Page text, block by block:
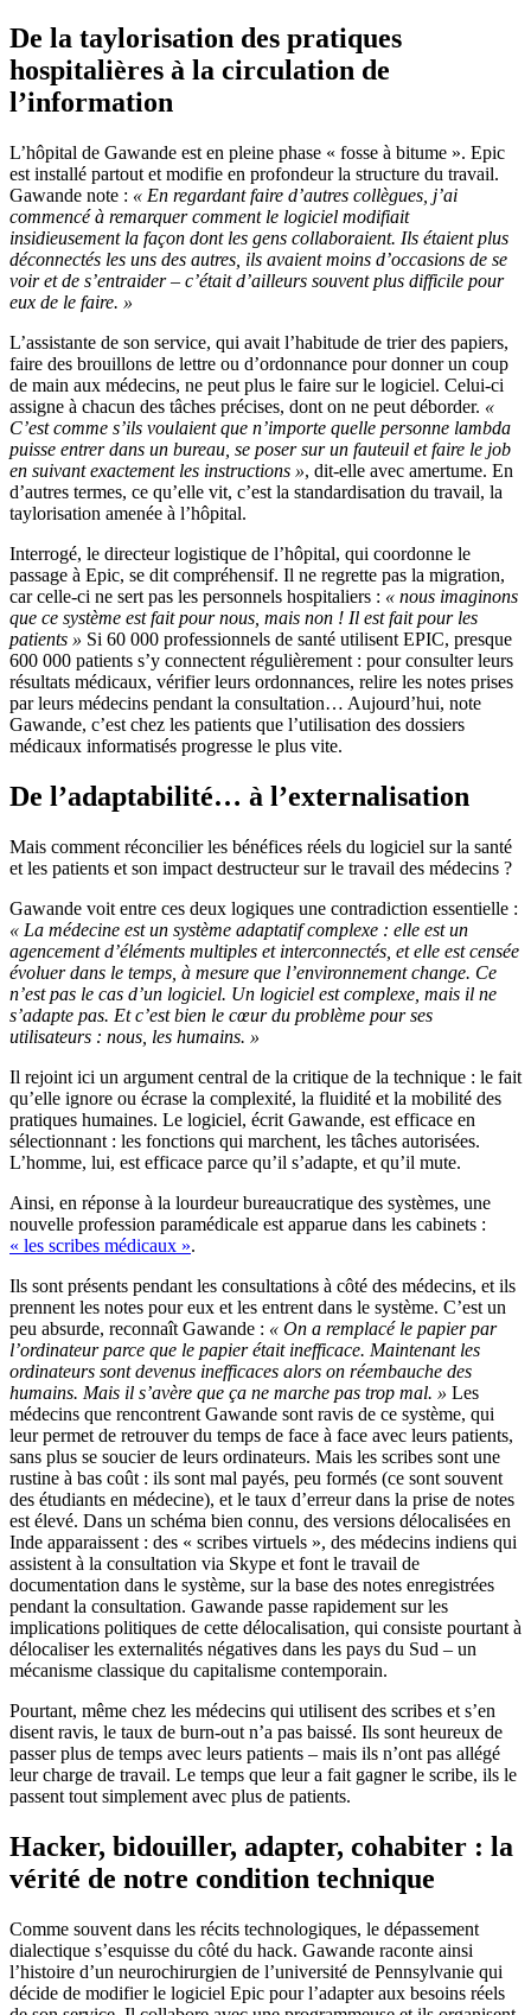
De la taylorisation des pratiques
hospitalières à la circulation de
l’information
L’hôpital de Gawande est en pleine phase « fosse à bitume ». Epic
est installé partout et modifie en profondeur la structure du travail.
Gawande note : « En regardant faire d’autres collègues, j’ai
commencé à remarquer comment le logiciel modifiait
insidieusement la façon dont les gens collaboraient. Ils étaient plus
déconnectés les uns des autres, ils avaient moins d’occasions de se
voir et de s’entraider – c’était d’ailleurs souvent plus difficile pour
eux de le faire. »
L’assistante de son service, qui avait l’habitude de trier des papiers,
faire des brouillons de lettre ou d’ordonnance pour donner un coup
de main aux médecins, ne peut plus le faire sur le logiciel. Celui-ci
assigne à chacun des tâches précises, dont on ne peut déborder. «
C’est comme s’ils voulaient que n’importe quelle personne lambda
puisse entrer dans un bureau, se poser sur un fauteuil et faire le job
en suivant exactement les instructions », dit-elle avec amertume. En
d’autres termes, ce qu’elle vit, c’est la standardisation du travail, la
taylorisation amenée à l’hôpital.
Interrogé, le directeur logistique de l’hôpital, qui coordonne le
passage à Epic, se dit compréhensif. Il ne regrette pas la migration,
car celle-ci ne sert pas les personnels hospitaliers : « nous imaginons
que ce système est fait pour nous, mais non ! Il est fait pour les
patients » Si 60 000 professionnels de santé utilisent EPIC, presque
600 000 patients s’y connectent régulièrement : pour consulter leurs
résultats médicaux, vérifier leurs ordonnances, relire les notes prises
par leurs médecins pendant la consultation… Aujourd’hui, note
Gawande, c’est chez les patients que l’utilisation des dossiers
médicaux informatisés progresse le plus vite.
De l’adaptabilité… à l’externalisation
Mais comment réconcilier les bénéfices réels du logiciel sur la santé
et les patients et son impact destructeur sur le travail des médecins ?
Gawande voit entre ces deux logiques une contradiction essentielle :
« La médecine est un système adaptatif complexe : elle est un
agencement d’éléments multiples et interconnectés, et elle est censée
évoluer dans le temps, à mesure que l’environnement change. Ce
n’est pas le cas d’un logiciel. Un logiciel est complexe, mais il ne
s’adapte pas. Et c’est bien le cœur du problème pour ses
utilisateurs : nous, les humains. »
Il rejoint ici un argument central de la critique de la technique : le fait
qu’elle ignore ou écrase la complexité, la fluidité et la mobilité des
pratiques humaines. Le logiciel, écrit Gawande, est efficace en
sélectionnant : les fonctions qui marchent, les tâches autorisées.
L’homme, lui, est efficace parce qu’il s’adapte, et qu’il mute.
Ainsi, en réponse à la lourdeur bureaucratique des systèmes, une
nouvelle profession paramédicale est apparue dans les cabinets :
« les scribes médicaux ».
Ils sont présents pendant les consultations à côté des médecins, et ils
prennent les notes pour eux et les entrent dans le système. C’est un
peu absurde, reconnaît Gawande : « On a remplacé le papier par
l’ordinateur parce que le papier était inefficace. Maintenant les
ordinateurs sont devenus inefficaces alors on réembauche des
humains. Mais il s’avère que ça ne marche pas trop mal. » Les
médecins que rencontrent Gawande sont ravis de ce système, qui
leur permet de retrouver du temps de face à face avec leurs patients,
sans plus se soucier de leurs ordinateurs. Mais les scribes sont une
rustine à bas coût : ils sont mal payés, peu formés (ce sont souvent
des étudiants en médecine), et le taux d’erreur dans la prise de notes
est élevé. Dans un schéma bien connu, des versions délocalisées en
Inde apparaissent : des « scribes virtuels », des médecins indiens qui
assistent à la consultation via Skype et font le travail de
documentation dans le système, sur la base des notes enregistrées
pendant la consultation. Gawande passe rapidement sur les
implications politiques de cette délocalisation, qui consiste pourtant à
délocaliser les externalités négatives dans les pays du Sud – un
mécanisme classique du capitalisme contemporain.
Pourtant, même chez les médecins qui utilisent des scribes et s’en
disent ravis, le taux de burn-out n’a pas baissé. Ils sont heureux de
passer plus de temps avec leurs patients – mais ils n’ont pas allégé
leur charge de travail. Le temps que leur a fait gagner le scribe, ils le
passent tout simplement avec plus de patients.
Hacker, bidouiller, adapter, cohabiter : la
vérité de notre condition technique
Comme souvent dans les récits technologiques, le dépassement
dialectique s’esquisse du côté du hack. Gawande raconte ainsi
l’histoire d’un neurochirurgien de l’université de Pennsylvanie qui
décide de modifier le logiciel Epic pour l’adapter aux besoins réels